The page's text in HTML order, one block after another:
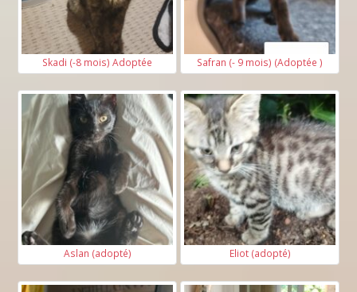
Skadi (-8 mois) Adoptée Safran (- 9 mois) (Adoptée )
Aslan (adopté) Eliot (adopté)